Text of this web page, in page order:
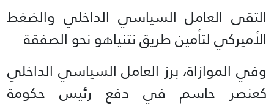
التقى العامل السياسي الداخلي والضغط
الأميركي لتأمين طريق نتنياهو نحو الصفقة
وفي الموازاة، برز العامل السياسي الداخلي
كعنصر حاسم في دفع رئيس حكومة